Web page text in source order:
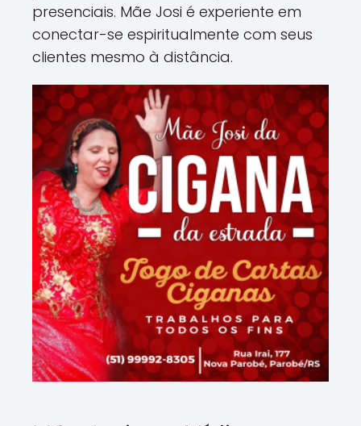
presenciais. Mãe Josi é experiente em
conectar-se espiritualmente com seus
clientes mesmo à distância​.